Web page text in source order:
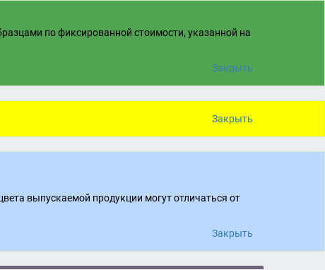
по фиксированной стоимости, указанной на
Закрыть
Закрыть
выпускаемой продукции могут отличаться от
Закрыть